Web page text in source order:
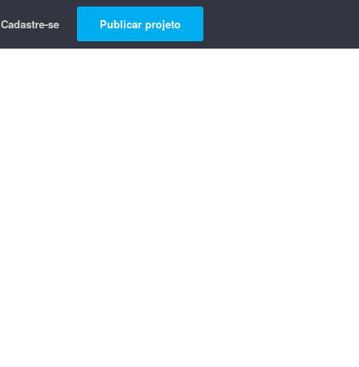
Cadastre-se Publicar projeto